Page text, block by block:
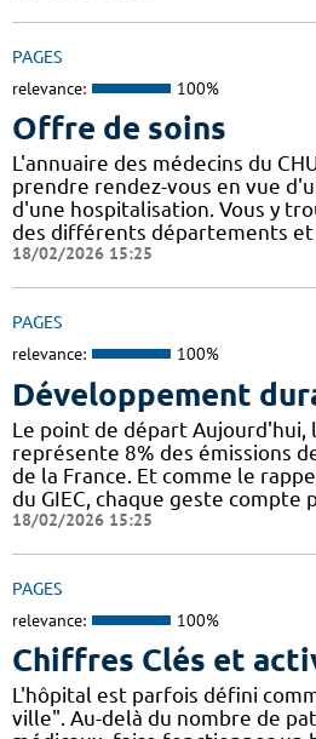
PAGES
relevance: 100%
Offre de soins
L'annuaire des médecins du
prendre rendez-vous en vue
d'une hospitalisation. Vous y
des différents départements et
18/02/2026 15:25
PAGES
relevance: 100%
Développement
Le point de départ Aujourd'hui,
représente 8% des émissions
de la France. Et comme le
du GIEC, chaque geste compte
18/02/2026 15:25
PAGES
relevance: 100%
Chiffres Clés et
L'hôpital est parfois défini
ville". Au-delà du nombre de